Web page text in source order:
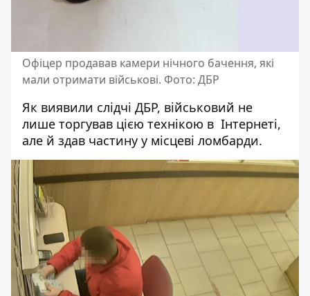
Офіцер продавав камери нічного бачення, які
мали отримати військові. Фото: ДБР
Як виявили слідчі ДБР, військовий не
лише торгував цією технікою в Інтернеті,
але й здав частину у місцеві ломбарди.